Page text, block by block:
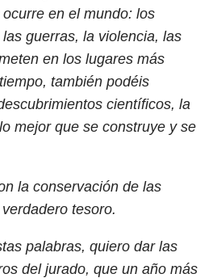
en el mundo: los
guerras, la violencia, las
en los lugares más
también podéis
científicos, la
mejor que se construye y se
la conservación de las
tesoro.
palabras, quiero dar las
del jurado, que un año más